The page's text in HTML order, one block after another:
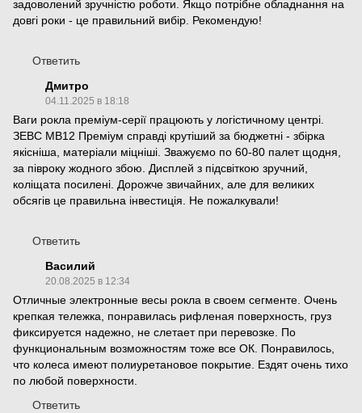
задоволений зручністю роботи. Якщо потрібне обладнання на
довгі роки - це правильний вибір. Рекомендую!
Ответить
Дмитро
04.11.2025 в 18:18
Ваги рокла преміум-серії працюють у логістичному центрі.
ЗЕВС МВ12 Преміум справді крутіший за бюджетні - збірка
якісніша, матеріали міцніші. Зважуємо по 60-80 палет щодня,
за півроку жодного збою. Дисплей з підсвіткою зручний,
коліщата посилені. Дорожче звичайних, але для великих
обсягів це правильна інвестиція. Не пожалкували!
Ответить
Василий
20.08.2025 в 12:34
Отличные электронные весы рокла в своем сегменте. Очень
крепкая тележка, понравилась рифленая поверхность, груз
фиксируется надежно, не слетает при перевозке. По
функциональным возможностям тоже все ОК. Понравилось,
что колеса имеют полиуретановое покрытие. Ездят очень тихо
по любой поверхности.
Ответить